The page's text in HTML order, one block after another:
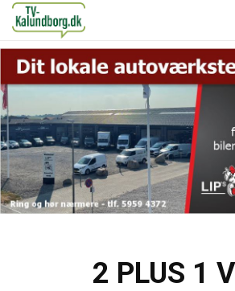
2 PLUS 1